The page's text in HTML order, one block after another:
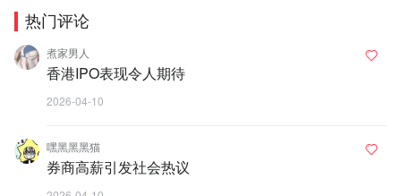
热门评论
煮家男人
香港IPO表现令人期待
2026-04-10
嘿黑黑黑猫
券商高薪引发社会热议